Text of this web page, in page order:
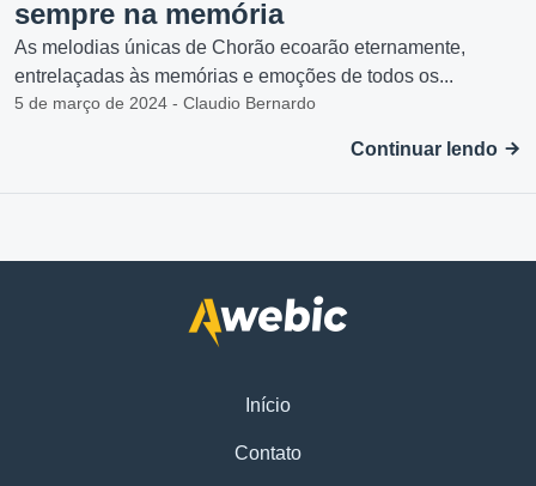
sempre na memória
As melodias únicas de Chorão ecoarão eternamente,
entrelaçadas às memórias e emoções de todos os...
5 de março de 2024 - Claudio Bernardo
Continuar lendo
Início
Contato